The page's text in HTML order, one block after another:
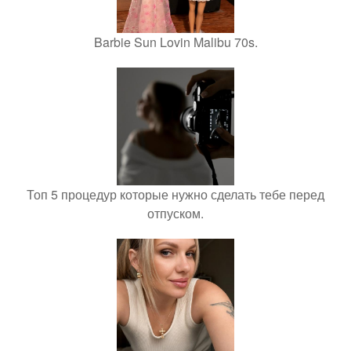
Barbie Sun Lovin Malibu 70s.
Топ 5 процедур которые нужно сделать тебе перед
отпуском.